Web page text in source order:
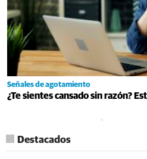
Señales de agotamiento
¿Te sientes cansado sin razón?
Destacados